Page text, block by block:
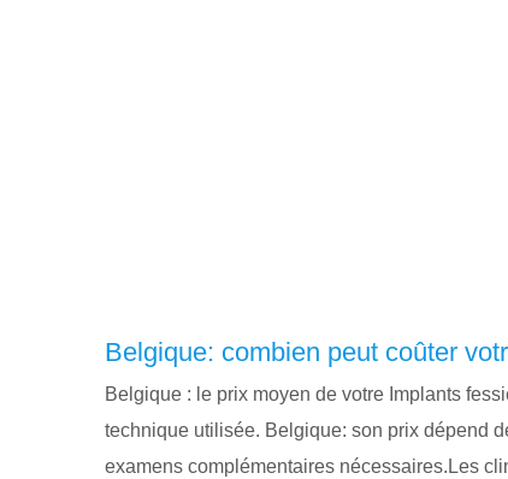
Belgique: combien peut coûter
Belgique : le prix moyen de votre Implants
technique utilisée. Belgique: son prix dépend
examens complémentaires nécessaires.Les